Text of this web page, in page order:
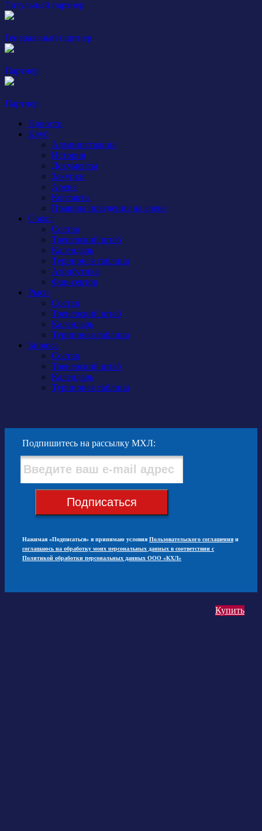
Купить
Титульный партнер
Генеральный партнер
Партнер
Партнер
Новости
Клуб
Администрация
История
Документы
Закупки
Арена
Контакты
Правила поведения на арене
Сокол
Состав
Тренерский штаб
Календарь
Турнирная таблица
Атрибутика
Фан-сектор
Рыси
Состав
Тренерский штаб
Календарь
Турнирная таблица
Бирюса
Состав
Тренерский штаб
Календарь
Турнирная таблица
Подпишитесь на рассылку МХЛ:
Подписаться
Нажимая «Подписаться» я принимаю условия Пользовательского соглашения и
соглашаюсь на обработку моих персональных данных в соответствии с
Политикой обработки персональных данных ООО «КХЛ»